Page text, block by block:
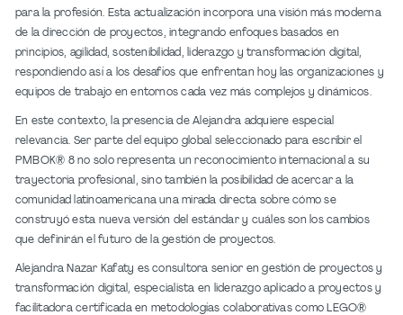
para la profesión. Esta actualización incorpora una visión más moderna
de la dirección de proyectos, integrando enfoques basados en
principios, agilidad, sostenibilidad, liderazgo y transformación digital,
respondiendo así a los desafíos que enfrentan hoy las organizaciones y
equipos de trabajo en entornos cada vez más complejos y dinámicos.
En este contexto, la presencia de Alejandra adquiere especial
relevancia. Ser parte del equipo global seleccionado para escribir el
PMBOK® 8 no solo representa un reconocimiento internacional a su
trayectoria profesional, sino también la posibilidad de acercar a la
comunidad latinoamericana una mirada directa sobre cómo se
construyó esta nueva versión del estándar y cuáles son los cambios
que definirán el futuro de la gestión de proyectos.
Alejandra Nazar Kafaty es consultora senior en gestión de proyectos y
transformación digital, especialista en liderazgo aplicado a proyectos y
facilitadora certificada en metodologías colaborativas como LEGO®